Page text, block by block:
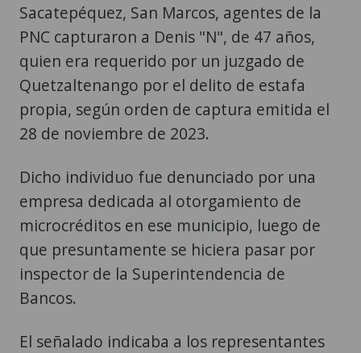
Sacatepéquez, San Marcos, agentes de la
PNC capturaron a Denis "N", de 47 años,
quien era requerido por un juzgado de
Quetzaltenango por el delito de estafa
propia, según orden de captura emitida el
28 de noviembre de 2023.
Dicho individuo fue denunciado por una
empresa dedicada al otorgamiento de
microcréditos en ese municipio, luego de
que presuntamente se hiciera pasar por
inspector de la Superintendencia de
Bancos.
El señalado indicaba a los representantes